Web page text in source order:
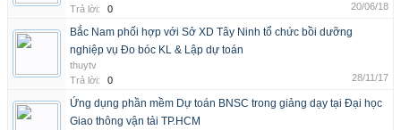
Trả lời:
0 20/06/18
Bắc Nam phối hợp với Sở XD Tây Ninh tổ chức bồi dưỡng
nghiệp vụ Đo bóc KL & Lập dự toán
thuytv
Trả lời:
0 28/11/17
Ứng dụng phần mềm Dự toán BNSC trong giảng dạy tại Đại học
Giao thông vận tải TP.HCM